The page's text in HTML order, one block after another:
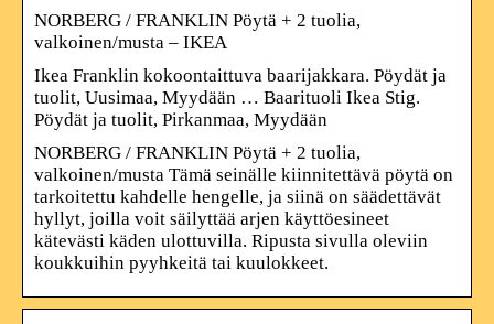
NORBERG / FRANKLIN Pöytä + 2 tuolia,
valkoinen/musta – IKEA
Ikea Franklin kokoontaittuva baarijakkara. Pöydät ja
tuolit, Uusimaa, Myydään … Baarituoli Ikea Stig.
Pöydät ja tuolit, Pirkanmaa, Myydään
NORBERG / FRANKLIN Pöytä + 2 tuolia,
valkoinen/musta Tämä seinälle kiinnitettävä pöytä on
tarkoitettu kahdelle hengelle, ja siinä on säädettävät
hyllyt, joilla voit säilyttää arjen käyttöesineet
kätevästi käden ulottuvilla. Ripusta sivulla oleviin
koukkuihin pyyhkeitä tai kuulokkeet.